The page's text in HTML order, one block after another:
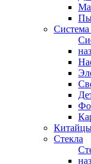
Стекла